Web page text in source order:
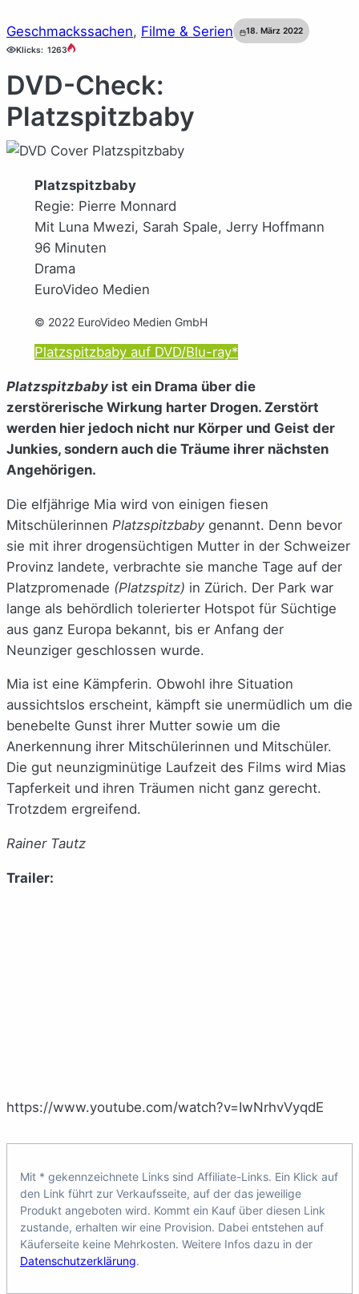
Geschmackssachen, Filme & Serien
18. März 2022
Klicks: 1263
DVD-Check:
Platzspitzbaby
Platzspitzbaby
Regie: Pierre Monnard
Mit Luna Mwezi, Sarah Spale, Jerry Hoffmann
96 Minuten
Drama
EuroVideo Medien
© 2022 EuroVideo Medien GmbH
Platzspitzbaby auf DVD/Blu-ray*
Platzspitzbaby ist ein Drama über die
zerstörerische Wirkung harter Drogen. Zerstört
werden hier jedoch nicht nur Körper und Geist der
Junkies, sondern auch die Träume ihrer nächsten
Angehörigen.
Die elfjährige Mia wird von einigen fiesen
Mitschülerinnen Platzspitzbabygenannt. Denn bevor
sie mit ihrer drogensüchtigen Mutter in der Schweizer
Provinz landete, verbrachte sie manche Tage auf der
Platzpromenade (Platzspitz) in Zürich. Der Park war
lange als behördlich tolerierter Hotspot für Süchtige
aus ganz Europa bekannt, bis er Anfang der
Neunziger geschlossen wurde.
Mia ist eine Kämpferin. Obwohl ihre Situation
aussichtslos erscheint, kämpft sie unermüdlich um die
benebelte Gunst ihrer Mutter sowie um die
Anerkennung ihrer Mitschülerinnen und Mitschüler.
Die gut neunzigminütige Laufzeit des Films wird Mias
Tapferkeit und ihren Träumen nicht ganz gerecht.
Trotzdem ergreifend.
Rainer Tautz
Trailer:
https://www.youtube.com/watch?v=IwNrhvVyqdE
Mit * gekennzeichnete Links sind Affiliate-Links. Ein Klick auf
den Link führt zur Verkaufsseite, auf der das jeweilige
Produkt angeboten wird. Kommt ein Kauf über diesen Link
zustande, erhalten wir eine Provision. Dabei entstehen auf
Käuferseite keine Mehrkosten. Weitere Infos dazu in der
Datenschutzerklärung.